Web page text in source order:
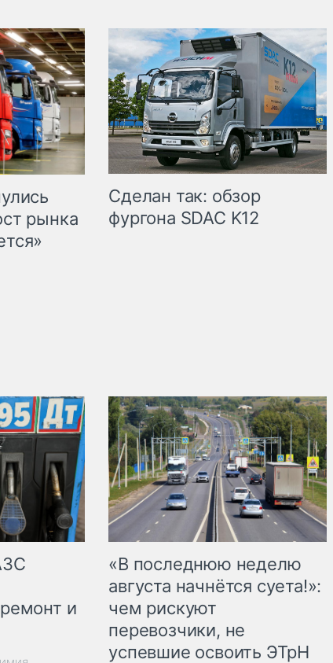
рынка
Сделан так: обзор
фургона SDAC K12
и
«В последнюю неделю
августа начнётся суета!»:
чем рискуют
перевозчики, не
успевшие освоить ЭТрН